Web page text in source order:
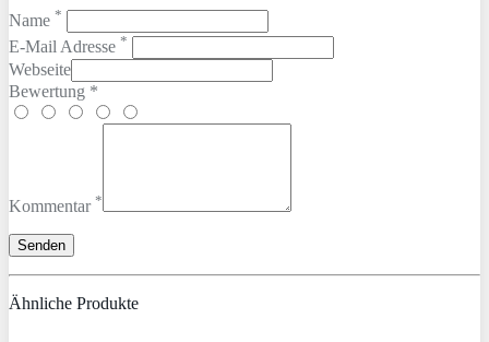
Name *
E-Mail Adresse *
Webseite
Bewertung *
Kommentar *
Ähnliche Produkte